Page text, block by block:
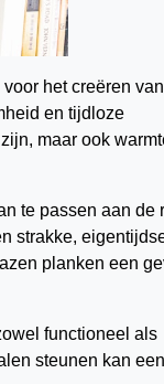
het creëren
en tijdloze
maar ook
te passen aan de
strakke,
planken een
functioneel als
steunen kan een